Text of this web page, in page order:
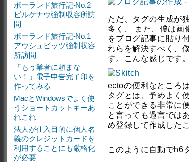
ただ、タグの生成が
多く、 また、僕は画
をブログ記事に貼り
れらを解決すべく、
す。こんな感じです。
ectoの便利なところ
タグとは、予めよく
ことができる非常に
と言っても過言では
め登録して作成した
このように自動でh6
ポーランド旅行記-No.2
ビルケナウ強制収容所訪
問
ポーランド旅行記-No.1
アウシュビッツ強制収容
所訪問
「もう業者に頼まな
い！」電子申告完了印を
作ってみる
MacとWindowsでよく使
うショートカットキーあ
れこれ
法人が仕入目的に個人名
義のクレジットカードを
利用することにも厳格化
が必要